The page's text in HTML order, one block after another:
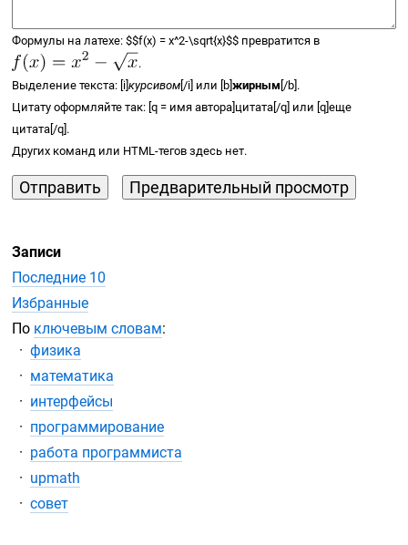
Формулы на латехе:$$f(x) =x^2-\sqrt{x}$$ превратится в
.
Выделение текста: [i]курсивом [/i] или [b]жирным [/b].
Цитату оформляйте так: [q = имя автора]цитата[/q] или [q]еще
цитата[/q].
Других команд или HTML-тегов здесь нет.
Записи
Последние 10
Избранные
По ключевым словам:
физика
математика
интерфейсы
программирование
работа программиста
upmath
совет